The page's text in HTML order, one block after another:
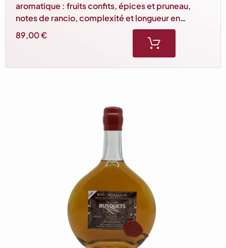
aromatique : fruits confits, épices et pruneau,
notes de rancio, complexité et longueur en
bouche remarquables. 70 cl, 40% vol.
89,00€